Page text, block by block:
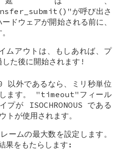
が呼び出さ
ドウェアが開始される前に、
アウトは、もしあれば、プ
した後に開始されます!
外であるなら、ミリ秒単位
します。 "timeout"フィール
プが ISOCHRONOUS である
が使用されます。
ームの最大数を設定します。
果をもたらします: